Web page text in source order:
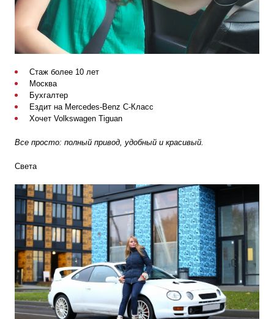
Стаж более 10 лет
Москва
Бухгалтер
Ездит на Mercedes-Benz C-Класс
Хочет Volkswagen Tiguan
Все просто: полный привод, удобный и красивый.
Света